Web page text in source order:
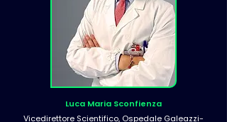
Luca Maria Sconfienza
Vicedirettore Scientifico, Ospedale Galeazzi-